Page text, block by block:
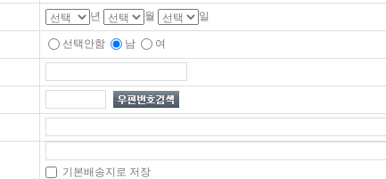
년 월 일
선택안함 남 여
기본배송지로 저장